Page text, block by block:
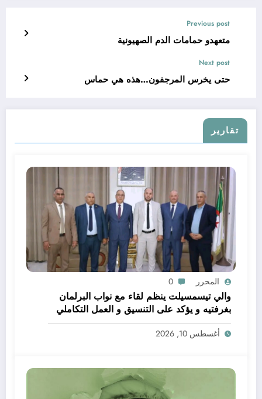
Previous post
متعهدو حمامات الدم الصهيونية
Next post
حتى يخرس المرجفون…هذه هي حماس
تقارير
المحرر 0
والي تيسمسيلت ينظم لقاء مع نواب البرلمان
بغرفتيه و يؤكد على التنسيق و العمل التكاملي
خدمة للتنمية و المواطن
أغسطس 10, 2026